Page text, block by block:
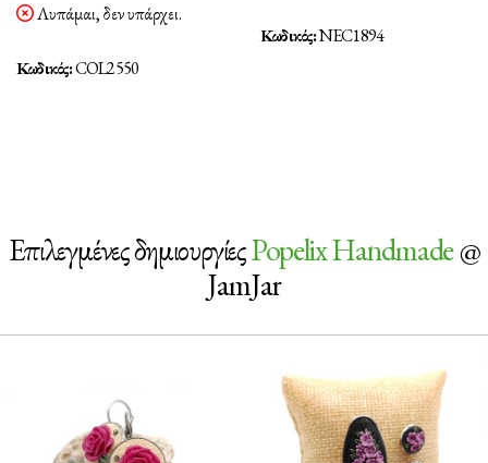
Λυπάμαι, δεν υπάρχει.
Κωδικός:COL2550
Κωδικός:NEC1894
Επιλεγμένες δημιουργίεςPopelix Handmade@
JamJar